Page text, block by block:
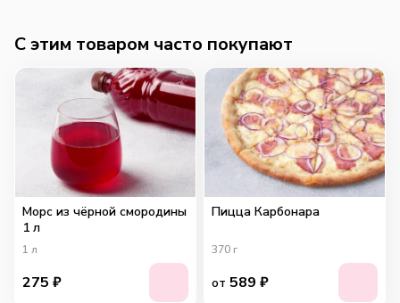
C этим товаром часто покупают
Морс из чёрной смородины
1 л
1 л
275 ₽
Пицца Карбонара
370 г
от 589 ₽